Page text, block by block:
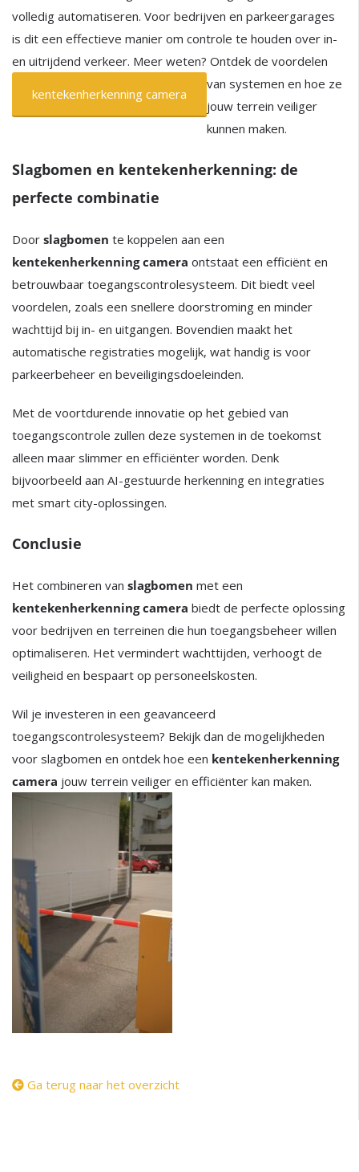
volledig automatiseren. Voor bedrijven en parkeergarages
is dit een effectieve manier om controle te houden over in-
en uitrijdend verkeer. Meer weten? Ontdek de voordelen
van
kentekenherkenning camera
systemen en hoe ze
jouw terrein veiliger
kunnen maken.
Slagbomen en kentekenherkenning: de
perfecte combinatie
Door slagbomen te koppelen aan een
kentekenherkenning camera ontstaat een efficiënt en
betrouwbaar toegangscontrolesysteem. Dit biedt veel
voordelen, zoals een snellere doorstroming en minder
wachttijd bij in- en uitgangen. Bovendien maakt het
automatische registraties mogelijk, wat handig is voor
parkeerbeheer en beveiligingsdoeleinden.
Met de voortdurende innovatie op het gebied van
toegangscontrole zullen deze systemen in de toekomst
alleen maar slimmer en efficiënter worden. Denk
bijvoorbeeld aan AI-gestuurde herkenning en integraties
met smart city-oplossingen.
Conclusie
Het combineren van slagbomen met een
kentekenherkenning camera biedt de perfecte oplossing
voor bedrijven en terreinen die hun toegangsbeheer willen
optimaliseren. Het vermindert wachttijden, verhoogt de
veiligheid en bespaart op personeelskosten.
Wil je investeren in een geavanceerd
toegangscontrolesysteem? Bekijk dan de mogelijkheden
voor slagbomen en ontdek hoe een kentekenherkenning
camera jouw terrein veiliger en efficiënter kan maken.
Ga terug naar het overzicht